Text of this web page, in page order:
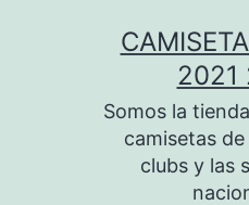
2021
Somos la
camisetas
clubs y las